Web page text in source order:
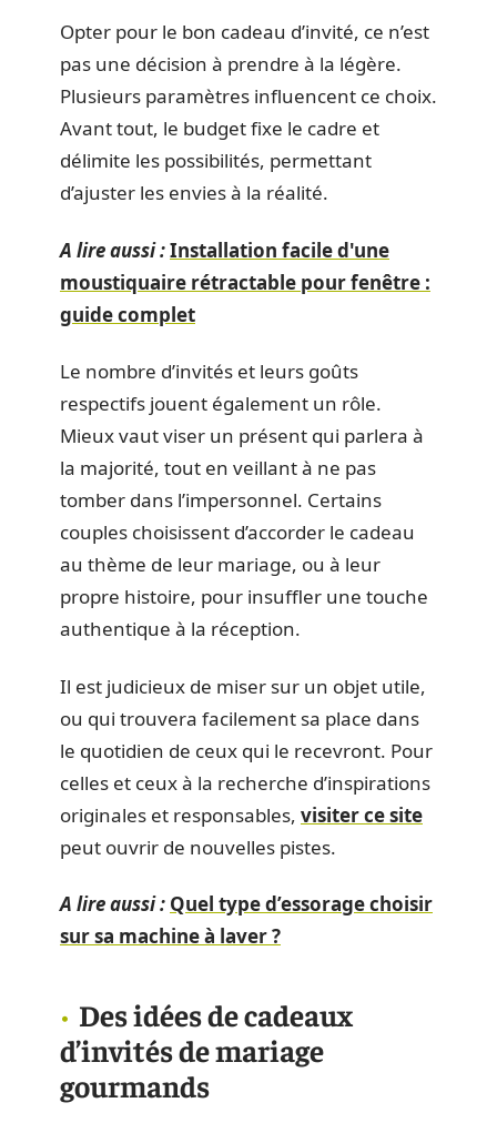
Opter pour le bon cadeau d’invité, ce n’est
pas une décision à prendre à la légère.
Plusieurs paramètres influencent ce choix.
Avant tout, le budget fixe le cadre et
délimite les possibilités, permettant
d’ajuster les envies à la réalité.
A lire aussi :Installation facile d'une
moustiquaire rétractable pour fenêtre :
guide complet
Le nombre d’invités et leurs goûts
respectifs jouent également un rôle.
Mieux vaut viser un présent qui parlera à
la majorité, tout en veillant à ne pas
tomber dans l’impersonnel. Certains
couples choisissent d’accorder le cadeau
au thème de leur mariage, ou à leur
propre histoire, pour insuffler une touche
authentique à la réception.
Il est judicieux de miser sur un objet utile,
ou qui trouvera facilement sa place dans
le quotidien de ceux qui le recevront. Pour
celles et ceux à la recherche d’inspirations
originales et responsables, visiter ce site
peut ouvrir de nouvelles pistes.
A lire aussi : Quel type d’essorage choisir
sur sa machine à laver ?
Des idées de cadeaux
d’invités de mariage
gourmands